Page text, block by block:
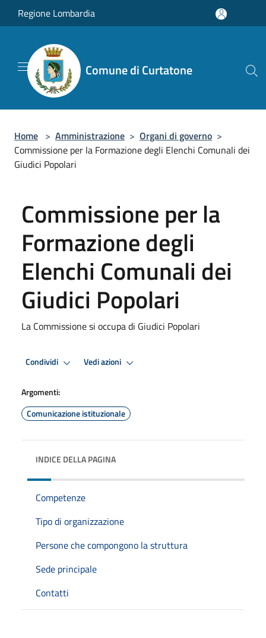
Salta al contenuto principale
Regione Lombardia
Comune di Curtatone
Home > Amministrazione > Organi di governo >
Commissione per la Formazione degli Elenchi Comunali dei
Giudici Popolari
Commissione per la
Formazione degli
Elenchi Comunali dei
Giudici Popolari
La Commissione si occupa di Giudici Popolari
Condividi Vedi azioni
Argomenti:
Comunicazione istituzionale
INDICE DELLA PAGINA
Competenze
Tipo di organizzazione
Persone che compongono la struttura
Sede principale
Contatti